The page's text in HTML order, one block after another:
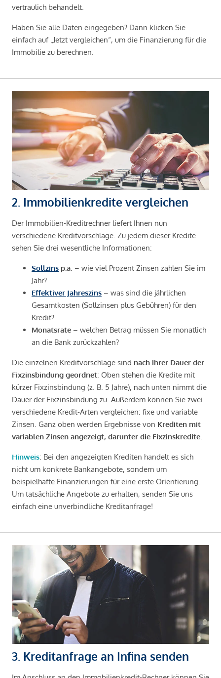
vertraulich behandelt.
Haben Sie alle Daten eingegeben? Dann klicken Sie
einfach auf „Jetzt vergleichen“, um die Finanzierung für die
Immobilie zu berechnen.
2. Immobilienkredite vergleichen
Der Immobilien-Kreditrechner liefert Ihnen nun
verschiedene Kreditvorschläge. Zu jedem dieser Kredite
sehen Sie drei wesentliche Informationen:
Sollzins p.a . – wie viel Prozent Zinsen zahlen Sie im
Jahr?
Effektiver Jahreszins – was sind die jährlichen
Gesamtkosten (Sollzinsen plus Gebühren) für den
Kredit?
Monatsrate – welchen Betrag müssen Sie monatlich
an die Bank zurückzahlen?
Die einzelnen Kreditvorschläge sind nach ihrer Dauer der
Fixzinsbindung geordnet: Oben stehen die Kredite mit
kürzer Fixzinsbindung (z. B. 5 Jahre), nach unten nimmt die
Dauer der Fixzinsbindung zu. Außerdem können Sie zwei
verschiedene Kredit-Arten vergleichen: fixe und variable
Zinsen. Ganz oben werden Ergebnisse von Krediten mit
variablen Zinsen angezeigt, darunter die Fixzinskredite
Hinweis: Bei den angezeigten Krediten handelt es sich
nicht um konkrete Bankangebote, sondern um
beispielhafte Finanzierungen für eine erste Orientierung.
Um tatsächliche Angebote zu erhalten, senden Sie uns
einfach eine unverbindliche Kreditanfrage!
3. Kreditanfrage an Infina senden